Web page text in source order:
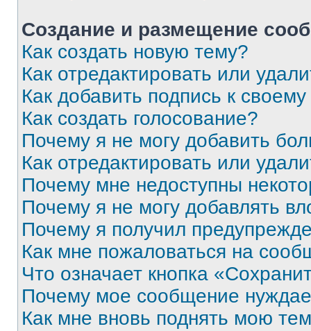
Создание и размещение
Как создать новую тему?
Как отредактировать или
Как добавить подпись к
Как создать голосование?
Почему я не могу добавить
Как отредактировать или
Почему мне недоступны
Почему я не могу добавлять
Почему я получил
Как мне пожаловаться на
Что означает кнопка
Почему мое сообщение
Как мне вновь поднять мою